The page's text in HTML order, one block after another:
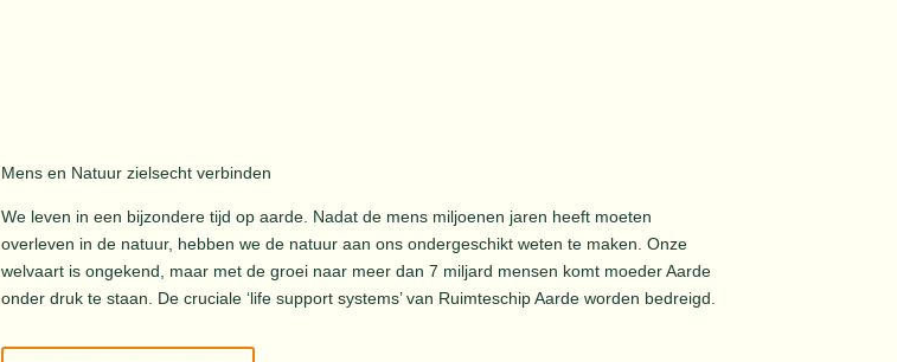
Mens en Natuur zielsecht verbinden
We leven in een bijzondere tijd op aarde. Nadat de mens miljoenen jaren heeft moeten
overleven in de natuur, hebben we de natuur aan ons ondergeschikt weten te maken. Onze
welvaart is ongekend, maar met de groei naar meer dan 7 miljard mensen komt moeder Aarde
onder druk te staan. De cruciale ‘life support systems’ van Ruimteschip Aarde worden bedreigd.